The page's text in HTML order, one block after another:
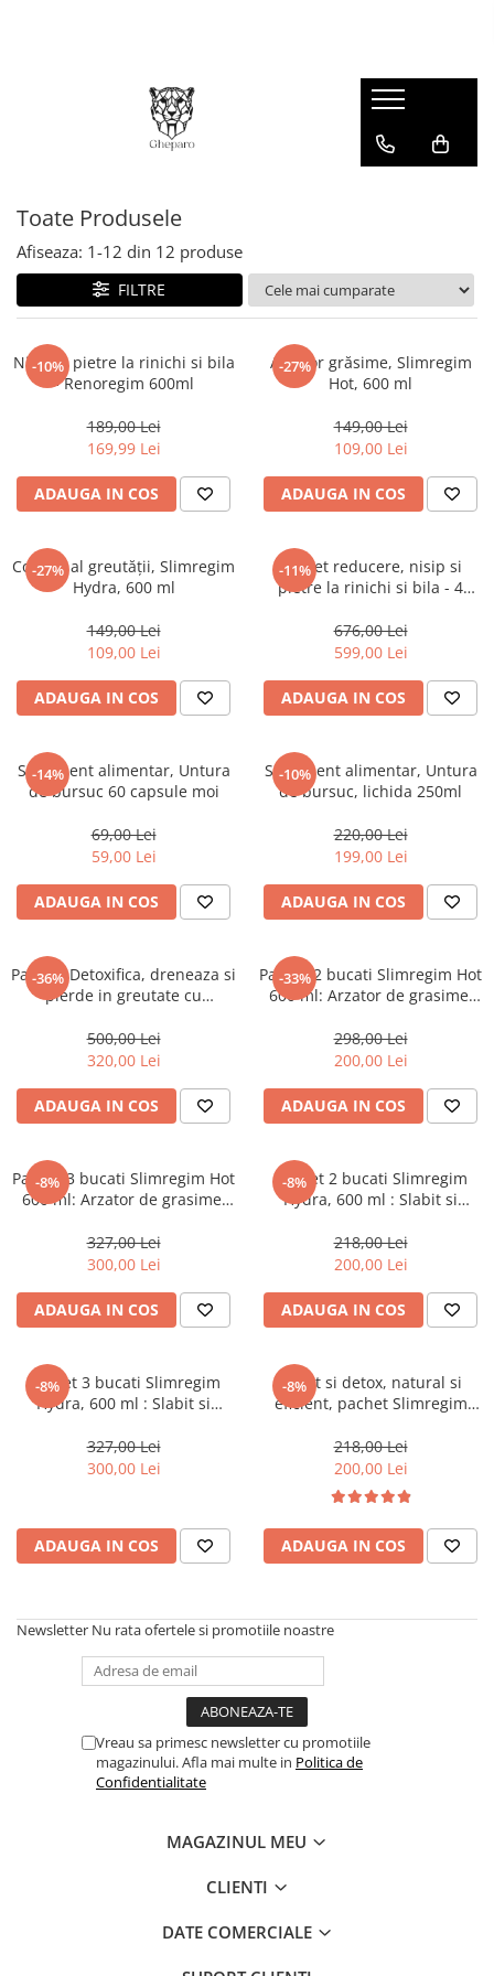
Toate Produsele
Afiseaza: 1-12 din 12 produse
FILTRE
-10%
Nisip si pietre la rinichi si bila
- Renoregim 600ml
189,00 Lei
169,99 Lei
ADAUGA IN COS
-27%
Arzător grăsime, Slimregim
Hot, 600 ml
149,00 Lei
109,00 Lei
ADAUGA IN COS
-27%
Control al greutății, Slimregim
Hydra, 600 ml
149,00 Lei
109,00 Lei
ADAUGA IN COS
-11%
Pachet reducere, nisip si
pietre la rinichi si bila - 4
676,00 Lei
599,00 Lei
ADAUGA IN COS
-14%
Supliment alimentar, Untura
de bursuc 60 capsule moi
69,00 Lei
59,00 Lei
ADAUGA IN COS
-10%
Supliment alimentar, Untura
de bursuc, lichida 250ml
220,00 Lei
199,00 Lei
ADAUGA IN COS
-36%
Pachet: Detoxifica, dreneaza si
pierde in greutate cu
pentru 3 luni
500,00 Lei
320,00 Lei
ADAUGA IN COS
-33%
Pachet 2 bucati Slimregim Hot
600 ml: Arzator de grasime,
ardei iute si cafea verde
298,00 Lei
200,00 Lei
ADAUGA IN COS
-8%
Pachet 3 bucati Slimregim Hot
600 ml: Arzator de grasime,
ardei iute si cafea verde
327,00 Lei
300,00 Lei
ADAUGA IN COS
-8%
Pachet 2 bucati Slimregim
Hydra, 600 ml : Slabit si
betula si teraxaco
218,00 Lei
200,00 Lei
ADAUGA IN COS
-8%
Pachet 3 bucati Slimregim
Hydra, 600 ml : Slabit si
betula si teraxaco
327,00 Lei
300,00 Lei
ADAUGA IN COS
-8%
Slabit si detox, natural si
eficient, pachet Slimregim
600 ml
218,00 Lei
200,00 Lei
ADAUGA IN COS
Newsletter Nu rata ofertele si promotiile noastre
Vreau sa primesc newsletter cu promotiile
magazinului. Afla mai multe in Politica de
Confidentialitate
MAGAZINUL MEU
CLIENTI
DATE COMERCIALE